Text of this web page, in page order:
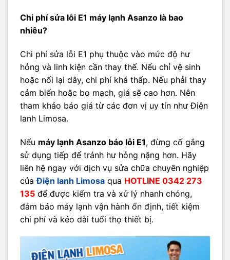
Chi phí sửa lỗi E1 máy lạnh Asanzo là bao
nhiêu?
Chi phí sửa lỗi E1 phụ thuộc vào mức độ hư
hỏng và linh kiện cần thay thế. Nếu chỉ vệ sinh
hoặc nối lại dây, chi phí khá thấp. Nếu phải thay
cảm biến hoặc bo mạch, giá sẽ cao hơn. Nên
tham khảo báo giá từ các đơn vị uy tín như Điện
lanh Limosa.
Nếu máy lạnh Asanzo báo lỗi E1, đừng cố gắng
sử dụng tiếp để tránh hư hỏng nặng hơn. Hãy
liên hệ ngay với dịch vụ sửa chữa chuyên nghiệp
củaĐiện lanh Limosa qua HOTLINE 0342 273
135 để được kiểm tra và xử lý nhanh chóng,
đảm bảo máy lạnh vận hành ổn định, tiết kiệm
chi phí và kéo dài tuổi thọ thiết bị.